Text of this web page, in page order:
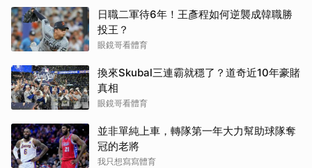
日職二軍待6年！王彥程如何逆襲成韓職勝
投王？
眼鏡哥看體育
換來Skubal三連霸就穩了？道奇近10年豪賭
真相
眼鏡哥看體育
並非單純上車，轉隊第一年大力幫助球隊奪
冠的老將
我只想寫寫體育